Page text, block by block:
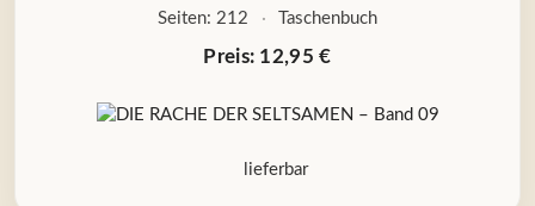
Seiten: 212
· Taschenbuch
Preis: 12,95 €
lieferbar